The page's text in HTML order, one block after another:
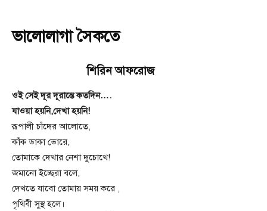
ভালোলাগা সৈকতে
শিরিন আফরোজ
ওই সেই দূর দূরান্তে কতদিন….
যাওয়া হয়নি,দেখা হয়নি!
রূপালী চাঁদের আলোতে,
কাঁক ডাকা ভোরে,
তোমাকে দেখার নেশা দুচোখে!
জমানো ইচ্ছেরা বলে,
দেখতে যাবো তোমায় সময় করে ,
পৃথিবী সুস্থ হলে।